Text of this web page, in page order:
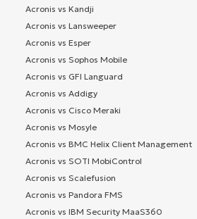
Acronis vs Kandji
Acronis vs Lansweeper
Acronis vs Esper
Acronis vs Sophos Mobile
Acronis vs GFI Languard
Acronis vs Addigy
Acronis vs Cisco Meraki
Acronis vs Mosyle
Acronis vs BMC Helix Client Management
Acronis vs SOTI MobiControl
Acronis vs Scalefusion
Acronis vs Pandora FMS
Acronis vs IBM Security MaaS360